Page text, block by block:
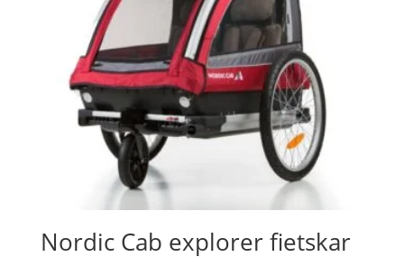
Nordic Cab explorer fietskar